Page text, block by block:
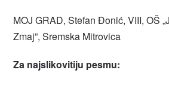
MOJ GRAD, Stefan Đonić, VIII, OŠ
Zmaj”, Sremska Mitrovica
Za najslikovitiju pesmu: